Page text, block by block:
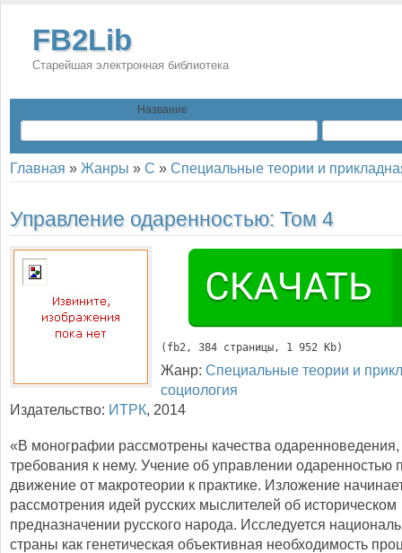
FB2Lib
Старейшая электронная библиотека
Название
Главная » Жанры » С » Специальные теории и
Управление одаренностью: Том 4
( fb2, 384 страницы, 1 952 Kb)
Жанр: Специальные теории и
социология
Издательство: ИТРК, 2014
«В монографии рассмотрены качества
требования к нему. Учение об управлении одаренностью
движение от макротеории к практике. Изложение
рассмотрения идей русских мыслителей об историческом
предназначении русского народа. Исследуется
страны как генетическая объективная необходимость